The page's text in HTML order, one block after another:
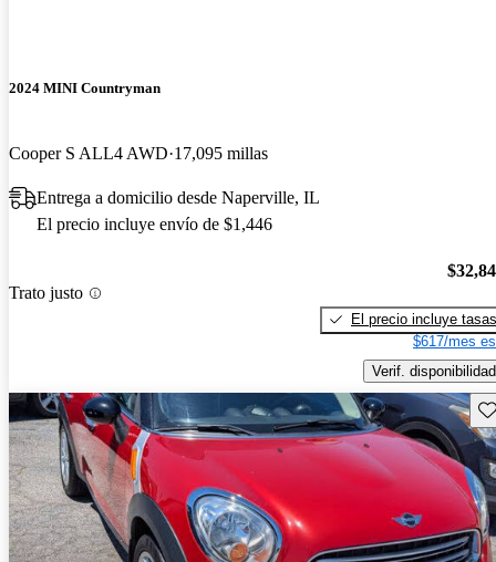
2024 MINI Countryman
Cooper S ALL4 AWD 17,095 millas
Entrega a domicilio desde Naperville, IL
El precio incluye envío de $1,446
Trato justo
El precio incluye tasas
$617/mes
Verif. disponibilidad